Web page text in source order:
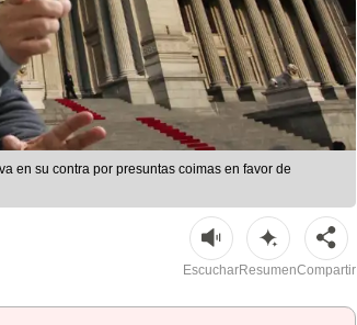
en su contra por presuntas coimas en favor de
EscucharResumenCompartir